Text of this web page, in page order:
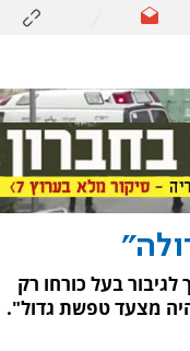
בעל כורחו רק
מצעד טפשת גדול".